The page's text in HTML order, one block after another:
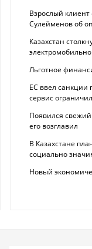
Взрослый
Сулейменов об
Казахстан
Льготное
ЕС ввел санкции
сервис
Появился
его возглавил
В Казахстане
социально
Новый